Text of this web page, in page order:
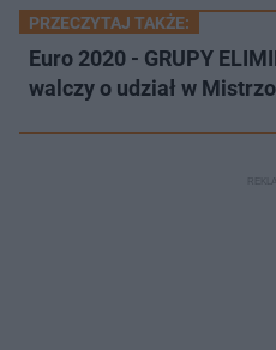
PRZECZYTAJ TAKŻE:
Euro 2020 - GRUPY
walczy o udział w